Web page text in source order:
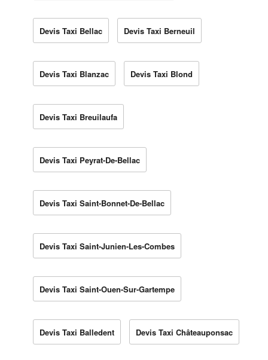
Devis Taxi Bellac Devis Taxi Berneuil
Devis Taxi Blanzac Devis Taxi Blond
Devis Taxi Breuilaufa
Devis Taxi Peyrat-De-Bellac
Devis Taxi Saint-Bonnet-De-Bellac
Devis Taxi Saint-Junien-Les-Combes
Devis Taxi Saint-Ouen-Sur-Gartempe
Devis Taxi Balledent Devis Taxi Châteauponsac